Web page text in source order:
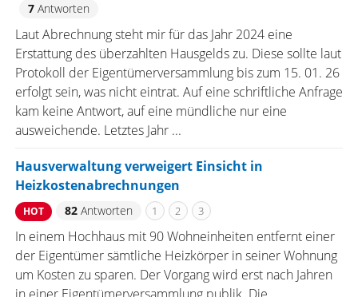
7Antworten
Laut Abrechnung steht mir für das Jahr 2024 eine
Erstattung des überzahlten Hausgelds zu. Diese sollte laut
Protokoll der Eigentümerversammlung bis zum 15. 01. 26
erfolgt sein, was nicht eintrat. Auf eine schriftliche Anfrage
kam keine Antwort, auf eine mündliche nur eine
ausweichende. Letztes Jahr ...
Hausverwaltung verweigert Einsicht in
Heizkostenabrechnungen
HOT 82Antworten 1 2 3
In einem Hochhaus mit 90 Wohneinheiten entfernt einer
der Eigentümer sämtliche Heizkörper in seiner Wohnung
um Kosten zu sparen. Der Vorgang wird erst nach Jahren